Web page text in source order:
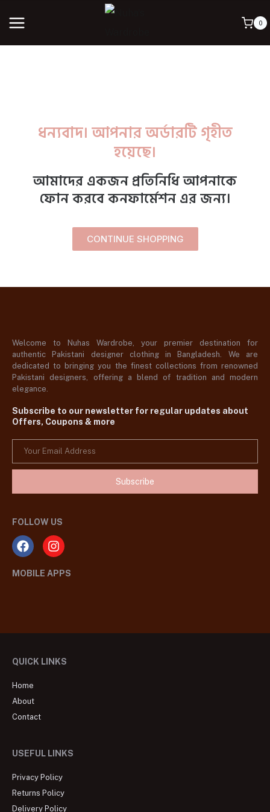
0
ধন্যবাদ। আপনার অর্ডারটি গৃহীত
হয়েছে।
আমাদের একজন প্রতিনিধি আপনাকে
ফোন করবে কনফার্মেশন এর জন্য।
CONTINUE SHOPPING
Welcome to Nuhas Wardrobe, your premier destination for
authentic Pakistani designer clothing in Bangladesh. We are
dedicated to bringing you the finest collections from renowned
Pakistani designers, offering a blend of tradition and modern
elegance.
Subscribe to our newsletter for regular updates about
Offers, Coupons & more
Subscribe
FOLLOW US
MOBILE APPS
QUICK LINKS
Home
About
Contact
USEFUL LINKS
Privacy Policy
Returns Policy
Delivery Policy